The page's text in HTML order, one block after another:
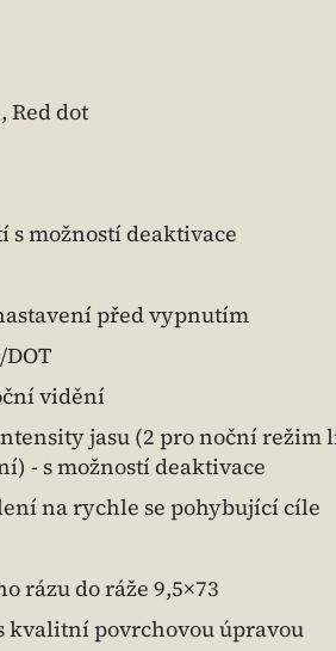
Red dot
možností deaktivace
před vypnutím
vidění
jasu (2 pro noční
- s možností deaktivace
na rychle se pohybující cíle
rázu do ráže 9,5×73
kvalitní povrchovou úpravou